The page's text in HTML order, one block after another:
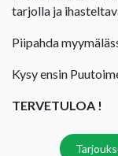
tarjolla ja
Piipahda
Kysy ensin
TERVETULOA !